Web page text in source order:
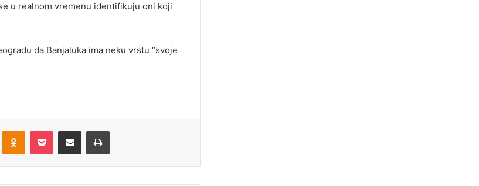
u realnom vremenu identifikuju oni koji
da Banjaluka ima neku vrstu “svoje